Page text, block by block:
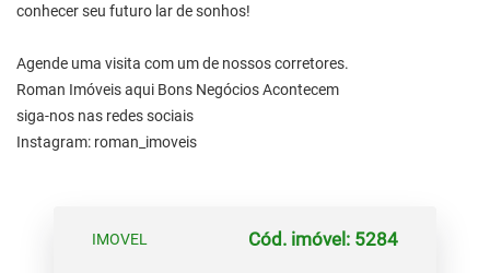
conhecer seu futuro lar de sonhos!
Agende uma visita com um de nossos corretores.
Roman Imóveis aqui Bons Negócios Acontecem
siga-nos nas redes sociais
Instagram: roman_imoveis
IMOVEL Cód. imóvel: 5284